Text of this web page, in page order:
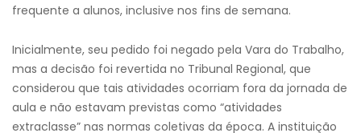
frequente a alunos, inclusive nos fins de semana.
Inicialmente, seu pedido foi negado pela Vara do Trabalho,
mas a decisão foi revertida no Tribunal Regional, que
considerou que tais atividades ocorriam fora da jornada de
aula e não estavam previstas como “atividades
extraclasse” nas normas coletivas da época. A instituição